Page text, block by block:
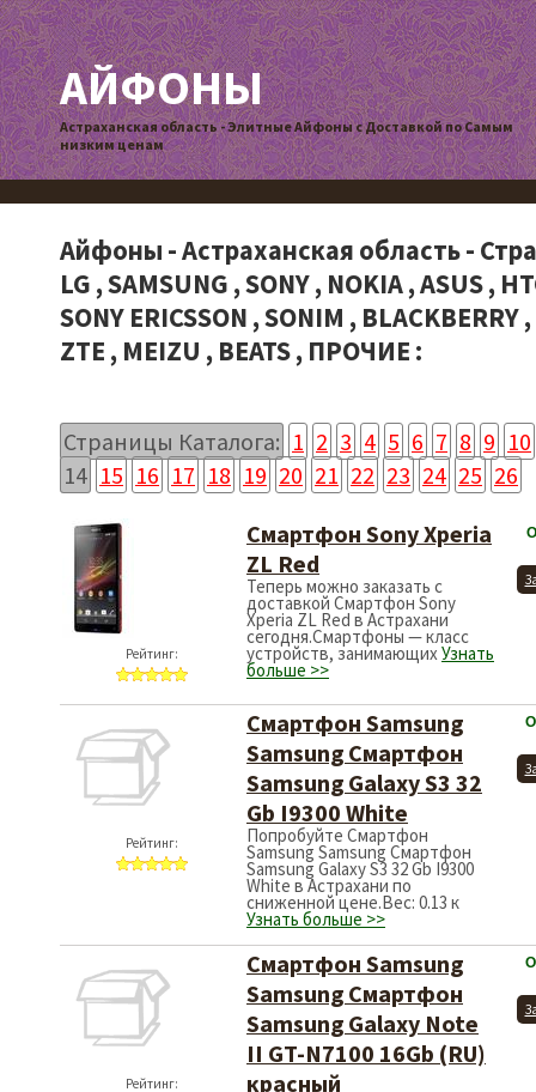
АЙФОНЫ
Астраханская область - Элитные Айфоны с Доставкой по Самым
низким ценам
Айфоны - Астраханская область -
LG , SAMSUNG , SONY , NOKIA , ASUS ,
SONY ERICSSON , SONIM , BLACKBERRY
ZTE , MEIZU , BEATS , ПРОЧИЕ :
Страницы Каталога: 1 2 3 4 5 6 7 8 9 10
14 15 16 17 18 19 20 21 22 23 24 25 26
Рейтинг:
Смартфон Sony Xperia
ZL Red
Теперь можно заказать с
доставкой Смартфон Sony
Xperia ZL Red в Астрахани
сегодня.Смартфоны — класс
устройств, занимающихУзнать
больше >>
Рейтинг:
Смартфон Samsung
Samsung Смартфон
Samsung Galaxy S3 32
Gb I9300 White
Попробуйте Смартфон
Samsung Samsung Смартфон
Samsung Galaxy S3 32 Gb I9300
White в Астрахани по
сниженной цене.Вес: 0.13 к
Узнать больше >>
Рейтинг:
Смартфон Samsung
Samsung Смартфон
Samsung Galaxy Note
II GT-N7100 16Gb (RU)
красный